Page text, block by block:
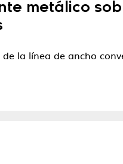
metálico
la línea de ancho